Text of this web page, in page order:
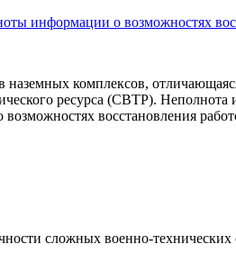
информации о возможностях
наземных комплексов,
ресурса (СВТР).
восстановления
сложных военно-технических